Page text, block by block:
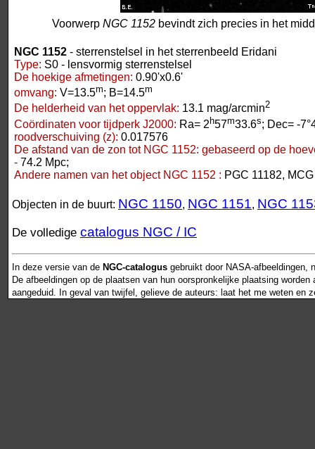
Voorwerp NGC 1152bevindt zich precies in het
NGC 1152 - sterrenstelsel in het sterrenbeeld Eridani
Type: S0 - lensvormig sterrenstelsel
De hoekige afmetingen: 0.90'x0.6'
omvang: V=13.5m; B=14.5m
De helderheid van het oppervlak: 13.1 mag/arcmin2
Coördinaten voor tijdperk J2000: Ra= 2 h57m33.6s; Dec= -
roodverschuiving (z): 0.017576
De afstand van de zon tot NGC 1152: gebaseerd op de
- 74.2 Mpc;
Andere namen van het object NGC 1152 : PGC 11182,
Objecten in de buurt: NGC 1150, NGC 1151, NGC
De volledige catalogus NGC / IC
In deze versie van de NGC-catalogus gebruikt door NASA-afbeeldingen,
De afbeeldingen op de plaatsen van hun oorspronkelijke plaatsing
aangeduid. In geval van twijfel, gelieve de auteurs: laat het me weten en